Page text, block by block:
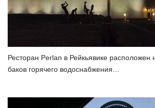
Ресторан Perlan в Рейкьявике
баков горячего водоснабжения…